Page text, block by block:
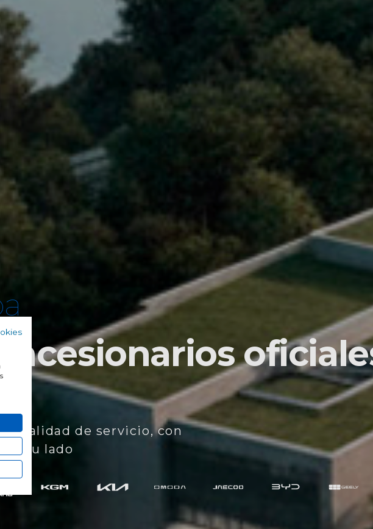
calidad de servicio, con
a tu lado